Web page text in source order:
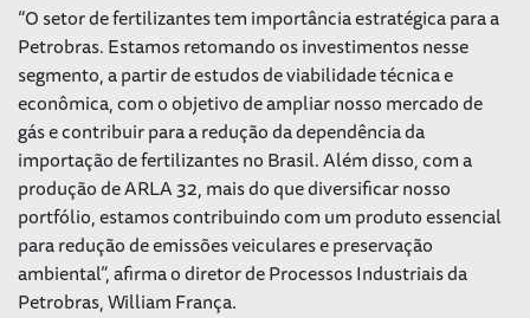
“O setor de fertilizantes tem importância estratégica para a
Petrobras. Estamos retomando os investimentos nesse
segmento, a partir de estudos de viabilidade técnica e
econômica, com o objetivo de ampliar nosso mercado de
gás e contribuir para a redução da dependência da
importação de fertilizantes no Brasil. Além disso, com a
produção de ARLA 32, mais do que diversificar nosso
portfólio, estamos contribuindo com um produto essencial
para redução de emissões veiculares e preservação
ambiental”, afirma o diretor de Processos Industriais da
Petrobras, William França.